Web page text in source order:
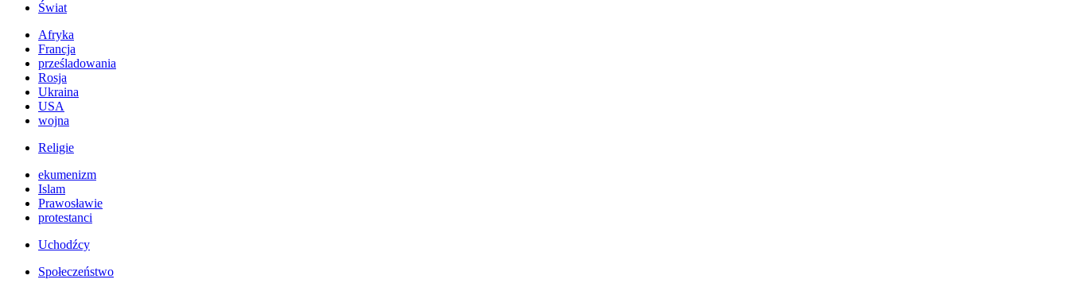
Świat
Afryka
Francja
prześladowania
Rosja
Ukraina
USA
wojna
Religie
ekumenizm
Islam
Prawosławie
protestanci
Uchodźcy
Społeczeństwo